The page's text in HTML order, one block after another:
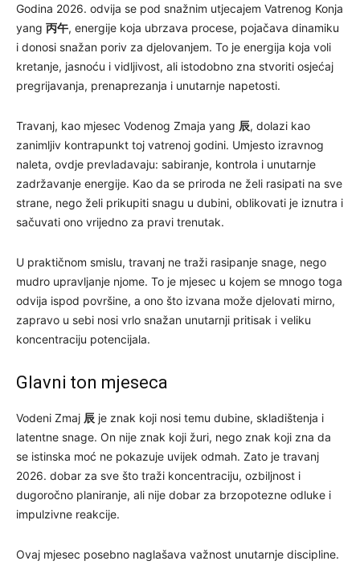
Godina 2026. odvija se pod snažnim utjecajem Vatrenog Konja
yang 丙午, energije koja ubrzava procese, pojačava dinamiku
i donosi snažan poriv za djelovanjem. To je energija koja voli
kretanje, jasnoću i vidljivost, ali istodobno zna stvoriti osjećaj
pregrijavanja, prenaprezanja i unutarnje napetosti.
Travanj, kao mjesec Vodenog Zmaja yang 辰, dolazi kao
zanimljiv kontrapunkt toj vatrenoj godini. Umjesto izravnog
naleta, ovdje prevladavaju: sabiranje, kontrola i unutarnje
zadržavanje energije. Kao da se priroda ne želi rasipati na sve
strane, nego želi prikupiti snagu u dubini, oblikovati je iznutra i
sačuvati ono vrijedno za pravi trenutak.
U praktičnom smislu, travanj ne traži rasipanje snage, nego
mudro upravljanje njome. To je mjesec u kojem se mnogo toga
odvija ispod površine, a ono što izvana može djelovati mirno,
zapravo u sebi nosi vrlo snažan unutarnji pritisak i veliku
koncentraciju potencijala.
Glavni ton mjeseca
Vodeni Zmaj 辰 je znak koji nosi temu dubine, skladištenja i
latentne snage. On nije znak koji žuri, nego znak koji zna da
se istinska moć ne pokazuje uvijek odmah. Zato je travanj
2026. dobar za sve što traži koncentraciju, ozbiljnost i
dugoročno planiranje, ali nije dobar za brzopotezne odluke i
impulzivne reakcije.
Ovaj mjesec posebno naglašava važnost unutarnje discipline.